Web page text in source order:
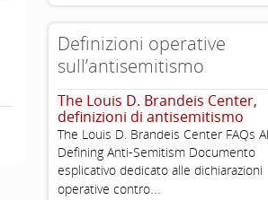
Definizioni operative
sull’antisemitismo
The Louis D. Brandeis Center,
definizioni di antisemitismo
The Louis D. Brandeis Center FAQs
Defining Anti-Semitism Documento
esplicativo dedicato alle dichiarazioni
operative contro...